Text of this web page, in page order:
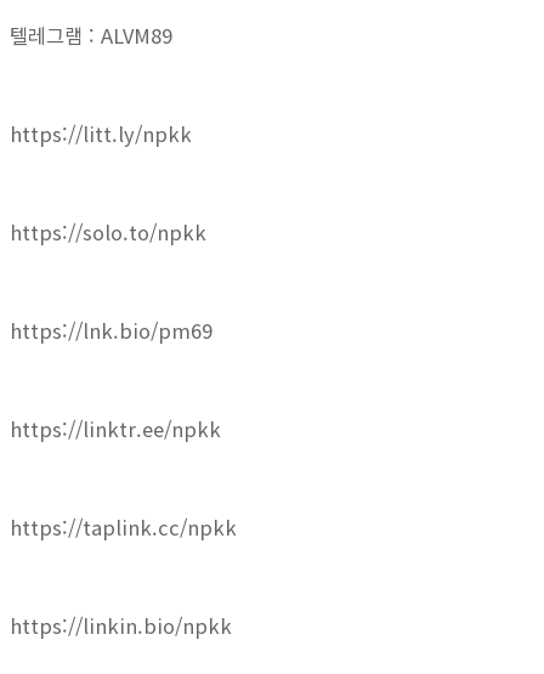
텔레그램 : ALVM89
https://litt.ly/npkk
https://solo.to/npkk
https://lnk.bio/pm69
https://linktr.ee/npkk
https://taplink.cc/npkk
https://linkin.bio/npkk